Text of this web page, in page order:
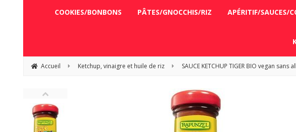
COOKIES/BONBONS PÂTES/GNOCCHIS/RIZ APÉRITIF/SAUCES/
Accueil Ketchup, vinaigre et huile de riz SAUCE KETCHUP TIGER BIO vegan